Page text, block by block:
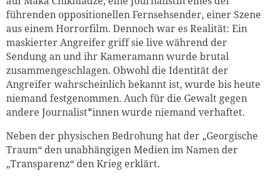
führenden oppositionellen Fernsehsender, einer Szene
aus einem Horrorfilm. Dennoch war es Realität: Ein
maskierter Angreifer griff sie live während der
Sendung an und ihr Kameramann wurde brutal
zusammengeschlagen. Obwohl die Identität der
Angreifer wahrscheinlich bekannt ist, wurde bis heute
niemand festgenommen. Auch für die Gewalt gegen
andere Journalist*innen wurde niemand verhaftet.
Neben der physischen Bedrohung hat der „Georgische
Traum“ den unabhängigen Medien im Namen der
„Transparenz“ den Krieg erklärt.